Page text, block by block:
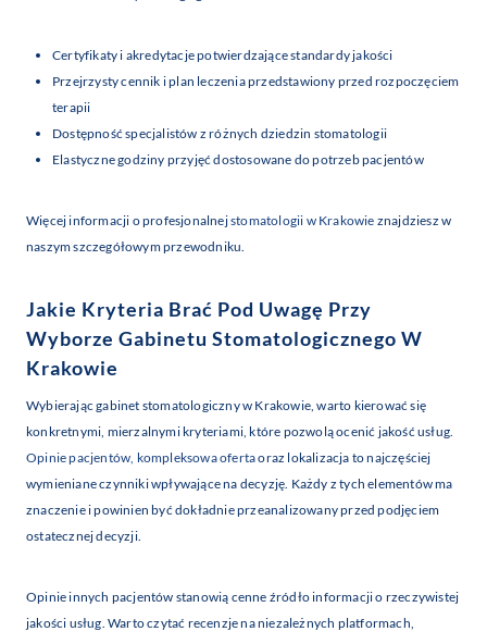
Certyfikaty i akredytacje potwierdzające standardy jakości
Przejrzysty cennik i plan leczenia przedstawiony przed rozpoczęciem
terapii
Dostępność specjalistów z różnych dziedzin stomatologii
Elastyczne godziny przyjęć dostosowane do potrzeb pacjentów
Więcej informacji o profesjonalnejstomatologii w Krakowie znajdziesz w
naszym szczegółowym przewodniku.
Jakie Kryteria Brać Pod Uwagę Przy
Wyborze Gabinetu Stomatologicznego W
Krakowie
Wybierając gabinet stomatologiczny w Krakowie, warto kierować się
konkretnymi, mierzalnymi kryteriami, które pozwolą ocenić jakość usług.
Opinie pacjentów, kompleksowa ofertaoraz lokalizacja to najczęściej
wymieniane czynniki wpływające na decyzję. Każdy z tych elementów ma
znaczenie i powinien być dokładnie przeanalizowany przed podjęciem
ostatecznej decyzji.
Opinie innych pacjentów stanowią cenne źródło informacji o rzeczywistej
jakości usług. Warto czytać recenzje na niezależnych platformach,